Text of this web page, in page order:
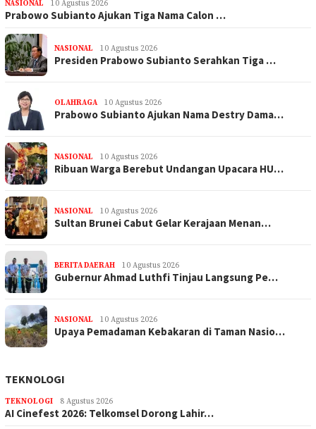
NASIONAL 10 Agustus 2026
Prabowo Subianto Ajukan Tiga Nama Calon …
NASIONAL 10 Agustus 2026
Presiden Prabowo Subianto Serahkan Tiga …
OLAHRAGA 10 Agustus 2026
Prabowo Subianto Ajukan Nama Destry Dama…
NASIONAL 10 Agustus 2026
Ribuan Warga Berebut Undangan Upacara HU…
NASIONAL 10 Agustus 2026
Sultan Brunei Cabut Gelar Kerajaan Menan…
BERITA DAERAH 10 Agustus 2026
Gubernur Ahmad Luthfi Tinjau Langsung Pe…
NASIONAL 10 Agustus 2026
Upaya Pemadaman Kebakaran di Taman Nasio…
TEKNOLOGI
TEKNOLOGI 8 Agustus 2026
AI Cinefest 2026: Telkomsel Dorong Lahir…